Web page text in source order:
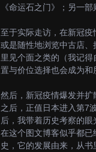
《命运石之门》；另一
至于实际走访，在新冠疫
或是随性地浏览中古店
里见个面之类的（我记
置与价位选择也会成为和
然后，新冠疫情爆发并
之后，正值日本进入第7
后，我带着历史考察的
在这个图文博客似乎都
史，它的发展由来，从